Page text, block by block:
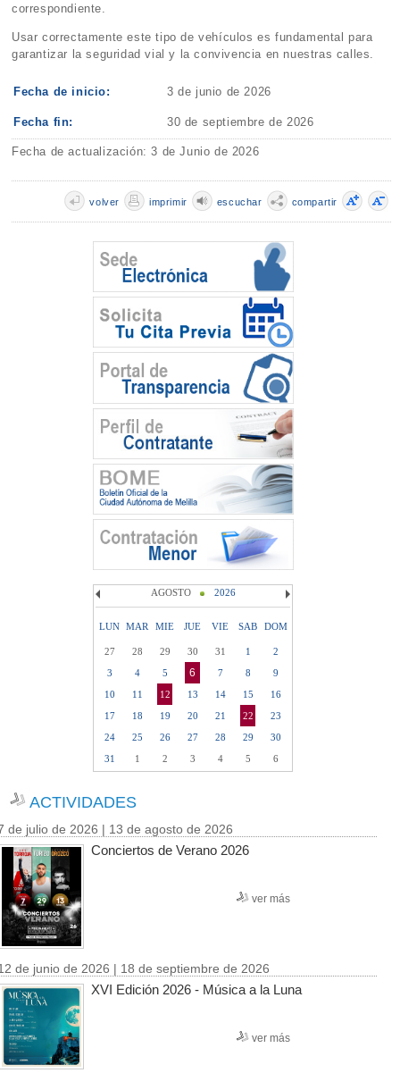
correspondiente.
Usar correctamente este tipo de vehículos es fundamental para
garantizar la seguridad vial y la convivencia en nuestras calles.
Fecha de inicio: 3 de junio de 2026
Fecha fin: 30 de septiembre de 2026
Fecha de actualización: 3 de Junio de 2026
compartir
escuchar
imprimir
volver
AGOSTO 2026
LUN MAR MIE JUE VIE SAB DOM
27 28 29 30 31 1
2
3
4 5 6 7 8
9
10
11 12 13 14 15
16
17
18 19 20 21 22
23
24
25 26 27 28 29
30
31
1 2 3 4 5 6
ACTIVIDADES
de julio de 2026 | 13 de agosto de 2026
Conciertos de Verano 2026
ver más
de junio de 2026 | 18 de septiembre de 2026
XVI Edición 2026 - Música a la Luna
ver más